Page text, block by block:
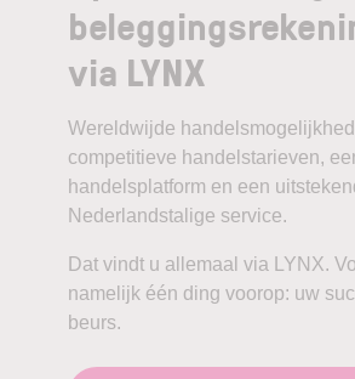
via LYNX
Wereldwijde
competitieve handelstarieven,
handelsplatform en een
Nederlandstalige service.
Dat vindt u allemaal via LYNX.
namelijk één ding voorop: uw
beurs.